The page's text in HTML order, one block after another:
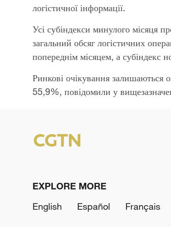
логістичної інформації.
Усі субіндекси минулого місяця
загальний обсяг логістичних
попереднім місяцем, а субіндекс
Ринкові очікування залишаються
55,9%, повідомили у
EXPLORE MORE
English
Español Français